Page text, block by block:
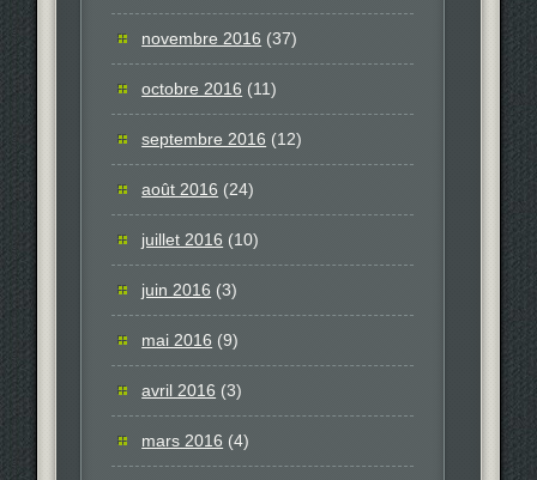
novembre 2016 (37)
octobre 2016 (11)
septembre 2016 (12)
août 2016 (24)
juillet 2016 (10)
juin 2016 (3)
mai 2016 (9)
avril 2016 (3)
mars 2016 (4)